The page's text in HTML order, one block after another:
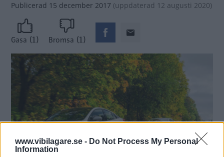
www.vibilagare.se - Do Not Process My Personal
Information
Publicerad 15 december 2017 (uppdaterad 12 augusti 2020)
Gasa (1) Bromsa (1)